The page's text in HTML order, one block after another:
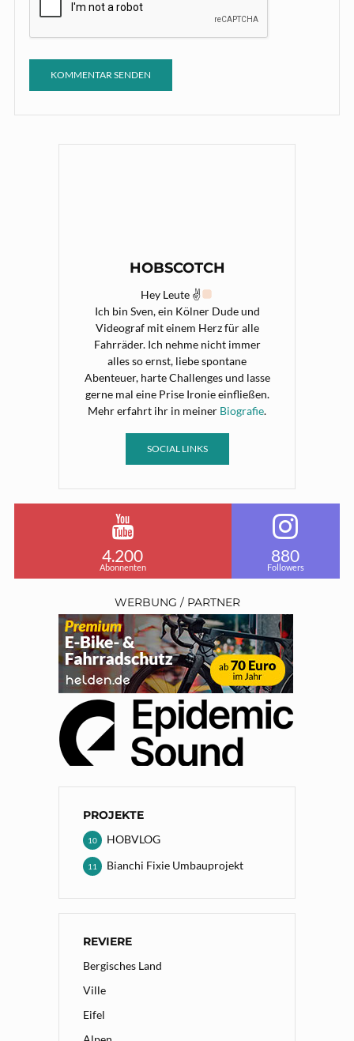
HOBSCOTCH
Hey Leute ✌
Ich bin Sven, ein Kölner Dude und
Videograf mit einem Herz für alle
Fahrräder. Ich nehme nicht immer
alles so ernst, liebe spontane
Abenteuer, harte Challenges und lasse
gerne mal eine Prise Ironie einfließen.
Mehr erfahrt ihr in meiner Biografie.
SOCIAL LINKS
4.200
Abonnenten
880
Followers
WERBUNG / PARTNER
PROJEKTE
HOBVLOG
10
Bianchi Fixie Umbauprojekt
11
REVIERE
Bergisches Land
Ville
Eifel